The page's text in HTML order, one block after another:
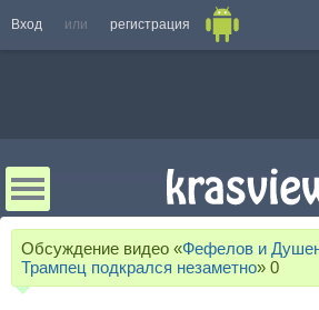
Вход или регистрация
Обсуждение видео «Фефелов и
Трампец подкрался незаметно» 0